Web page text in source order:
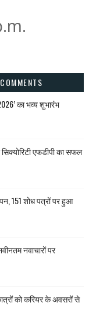
COMMENTS
का भव्य शुभारंभ
एफडीपी का सफल
151 शोध पत्रों पर हुआ
नवाचारों पर
को करियर के अवसरों से